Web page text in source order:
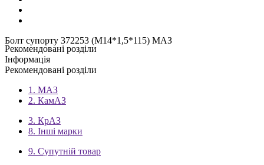
Болт супорту 372253 (М14*1,5*115) МАЗ
Рекомендовані розділи
Інформація
Рекомендовані розділи
1. МАЗ
2. КамАЗ
3. КрАЗ
8. Інші марки
9. Супутній товар